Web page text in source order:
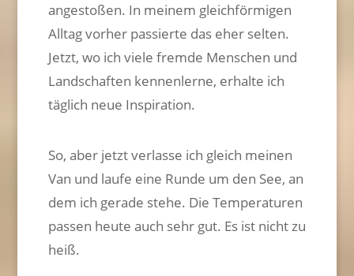
angestoßen. In meinem gleichförmigen
Alltag vorher passierte das eher selten.
Jetzt, wo ich viele fremde Menschen und
Landschaften kennenlerne, erhalte ich
täglich neue Inspiration.
So, aber jetzt verlasse ich gleich meinen
Van und laufe eine Runde um den See, an
dem ich gerade stehe. Die Temperaturen
passen heute auch sehr gut. Es ist nicht zu
heiß.